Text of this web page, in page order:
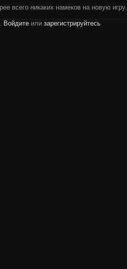
всего никаких намеков на новую игру.
Войдите или зарегистрируйтесь